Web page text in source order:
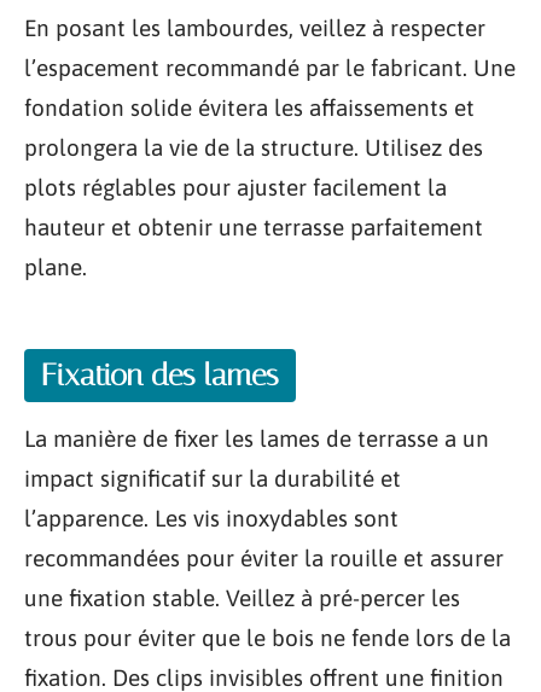
En posant les lambourdes, veillez à respecter
l’espacement recommandé par le fabricant. Une
fondation solide évitera les affaissements et
prolongera la vie de la structure. Utilisez des
plots réglables pour ajuster facilement la
hauteur et obtenir une terrasse parfaitement
plane.
Fixation des lames
La manière de fixer les lames de terrasse a un
impact significatif sur la durabilité et
l’apparence. Les vis inoxydables sont
recommandées pour éviter la rouille et assurer
une fixation stable. Veillez à pré-percer les
trous pour éviter que le bois ne fende lors de la
fixation. Des clips invisibles offrent une finition